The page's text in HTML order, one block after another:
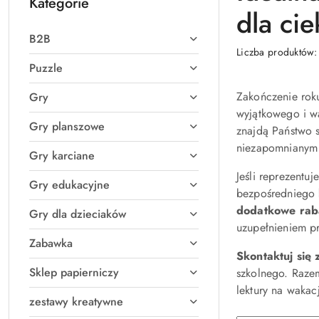
B2B
Puzzle
Gry
Gry planszowe
Gry karciane
Gry edukacyjne
Gry dla dzieciaków
Zabawka
Sklep papierniczy
zestawy kreatywne
dla
Liczba produktów:
Zakończenie
wyjątkowego i
znajdą Państwo
Jeśli
dodatkowe
uzupełnieniem
Skontaktuj się
szkolnego.
lektury na